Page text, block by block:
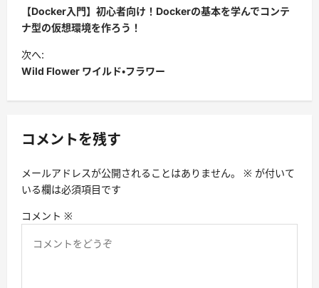
稿
ナ
ビ
ゲ
ー
ョ
【Docker入門】初心者向け！Dockerの基本を学んでコンテ
ナ型の仮想環境を作ろう！
次へ:
Wild Flower ワイルド・フラワー
コメントを残す
メールアドレスが公開されることはありません。 ※ が付いて
いる欄は必須項目です
コメント ※